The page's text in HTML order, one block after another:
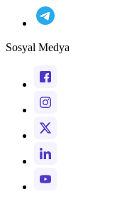
Sosyal Medya